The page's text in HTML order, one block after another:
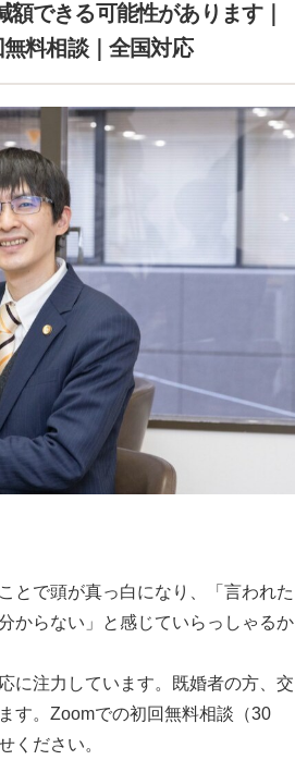
できる可能性があります｜
料相談｜全国対応
とで頭が真っ白になり、「言われた
からない」と感じていらっしゃるか
に注力しています。既婚者の方、交
す。Zoomでの初回無料相談（30
ください。